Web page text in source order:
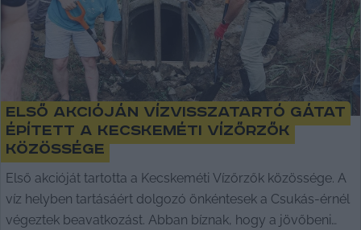
Első akcióján vízvisszatartó gátat
épített a Kecskeméti Vízőrzők
közössége
Első akcióját tartotta a Kecskeméti Vízőrzők közössége. A
víz helyben tartásáért dolgozó önkéntesek a Csukás-érnél
végeztek beavatkozást. Abban bíznak, hogy a jövőbeni